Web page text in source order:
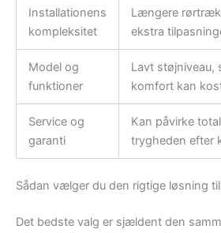
Installationens
kompleksitet
Længere
ekstra
Model og
funktioner
Lavt støjniveau,
komfort kan
Service og
garanti
Kan påvirke
trygheden efter
Sådan vælger du den rigtige løsning
Det bedste valg er sjældent den